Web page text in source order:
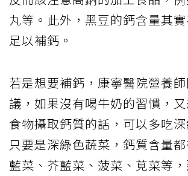
丸等。此外，黑豆的鈣含量其
足以補鈣。
若是想要補鈣，康寧醫院營養
議，如果沒有喝牛奶的習慣，
食物攝取鈣質的話，可以多吃深
只要是深綠色蔬菜，鈣質含量
藍菜、芥藍菜、菠菜、莧菜等